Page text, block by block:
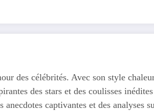
des célébrités. Avec son style
des stars et des coulisses
anecdotes captivantes et des